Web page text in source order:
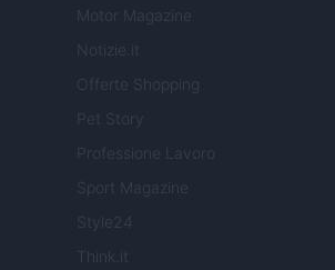
Motor Magazine
Notizie.it
Offerte Shopping
Pet Story
Professione Lavoro
Sport Magazine
Style24
Think.it